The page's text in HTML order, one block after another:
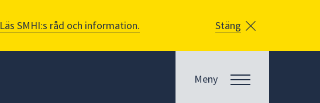
Läs SMHI:s råd och information. Stäng
Meny